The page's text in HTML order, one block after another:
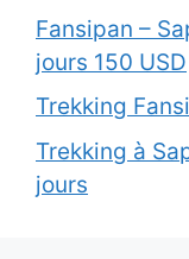
Fansipan –
jours 150 USD
Trekking
Trekking à
jours